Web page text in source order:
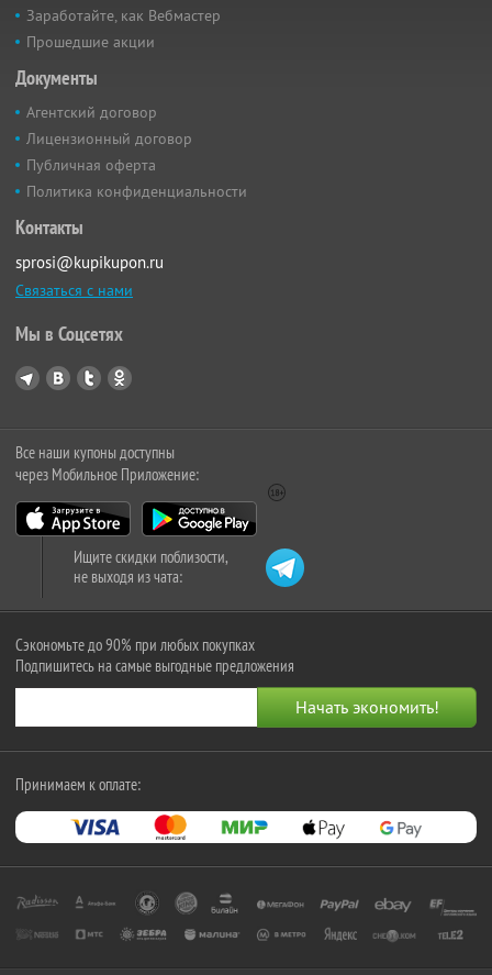
Заработайте, как Вебмастер
Прошедшие акции
Документы
Агентский договор
Лицензионный договор
Публичная оферта
Политика конфиденциальности
Контакты
sprosi@kupikupon.ru
Связаться с нами
Мы в Соцсетях
Все наши купоны доступны
через Мобильное Приложение:
Ищите скидки поблизости,
не выходя из чата:
Сэкономьте до 90% при любых покупках
Подпишитесь на самые выгодные предложения
Принимаем к оплате: